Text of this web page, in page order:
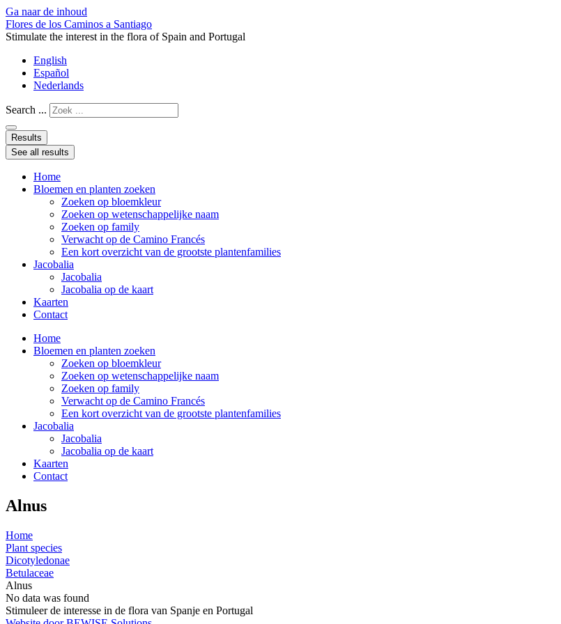
Ga naar de inhoud
Flores de los Caminos a Santiago
Stimulate the interest in the flora of Spain and Portugal
English
Español
Nederlands
Search ...
Results
See all results
Home
Bloemen en planten zoeken
Zoeken op bloemkleur
Zoeken op wetenschappelijke naam
Zoeken op family
Verwacht op de Camino Francés
Een kort overzicht van de grootste plantenfamilies
Jacobalia
Jacobalia
Jacobalia op de kaart
Kaarten
Contact
Home
Bloemen en planten zoeken
Zoeken op bloemkleur
Zoeken op wetenschappelijke naam
Zoeken op family
Verwacht op de Camino Francés
Een kort overzicht van de grootste plantenfamilies
Jacobalia
Jacobalia
Jacobalia op de kaart
Kaarten
Contact
Alnus
Home
Plant species
Dicotyledonae
Betulaceae
Alnus
No data was found
Stimuleer de interesse in de flora van Spanje en Portugal